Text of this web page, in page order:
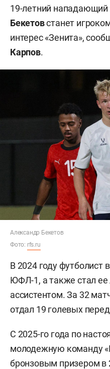
19-летний нападающий
Бекетовстанет
интерес «Зенита»,
Карпов.
Александр Бекетов
Фото: rfs.ru
В 2024 году футболист
ЮФЛ-1, а также стал
ассистентом. За 32
отдал 19 голевых
С 2025-го года по
молодежную команду
бронзовым призером в